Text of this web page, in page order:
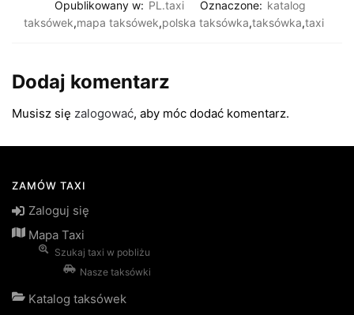
Opublikowany w: PL.taxi Oznaczone: katalog
taksówek,mapa taksówek,polska taksówka,taksówka,taxi
Dodaj komentarz
Musisz się zalogować, aby móc dodać komentarz.
ZAMÓW TAXI
Zaloguj się
Mapa Taxi
Szukaj taxi w pobliżu
Nasze taksówki
Katalog taksówek